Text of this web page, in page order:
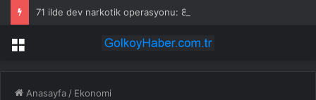
71 ilde dev narkotik operasyonu: 844 tutuklama
Menü
Anasayfa / Ekonomi